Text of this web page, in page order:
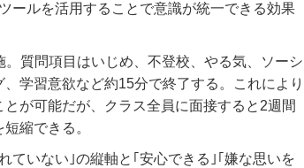
ールを活用することで意識が統一できる効果
質問項目はいじめ、不登校、やる気、ソーシ
学習意欲など約15分で終了する。これにより
が可能だが、クラス全員に面接すると2週間
縮できる。
ていない｣の縦軸と｢安心できる｣｢嫌な思いを